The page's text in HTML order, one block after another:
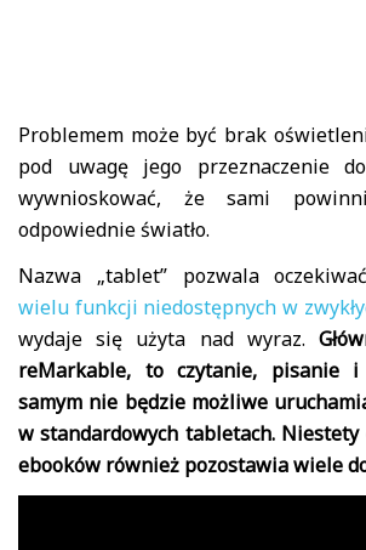
Problemem może być brak
pod uwagę jego przeznaczenie
wywnioskować, że sami
odpowiednie światło.
Nazwa „tablet” pozwala
wielu funkcji niedostępnych w
wydaje się użyta nad wyraz.
reMarkable, to czytanie, pisanie i
samym nie będzie możliwe
w standardowych tabletach. Niestety
ebooków również pozostawia wiele